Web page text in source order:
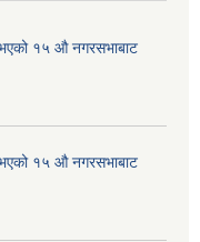
१५ ‍‍‍औ नगरसभाबाट
१५ ‍‍‍औ नगरसभाबाट